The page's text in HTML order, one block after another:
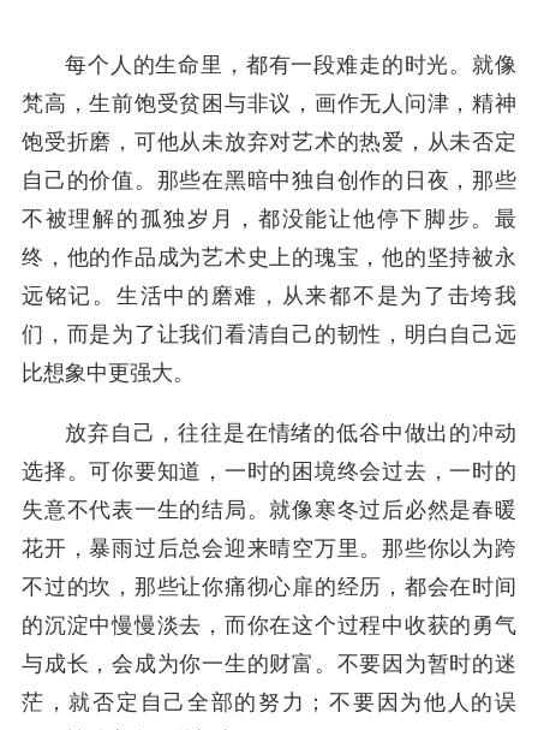
每个人的生命里，都有一段难走的时光。就像
梵高，生前饱受贫困与非议，画作无人问津，精神
饱受折磨，可他从未放弃对艺术的热爱，从未否定
自己的价值。那些在黑暗中独自创作的日夜，那些
不被理解的孤独岁月，都没能让他停下脚步。最
终，他的作品成为艺术史上的瑰宝，他的坚持被永
远铭记。生活中的磨难，从来都不是为了击垮我
们，而是为了让我们看清自己的韧性，明白自己远
比想象中更强大。
放弃自己，往往是在情绪的低谷中做出的冲动
选择。可你要知道，一时的困境终会过去，一时的
失意不代表一生的结局。就像寒冬过后必然是春暖
花开，暴雨过后总会迎来晴空万里。那些你以为跨
不过的坎，那些让你痛彻心扉的经历，都会在时间
的沉淀中慢慢淡去，而你在这个过程中收获的勇气
与成长，会成为你一生的财富。不要因为暂时的迷
茫，就否定自己全部的努力；不要因为他人的误